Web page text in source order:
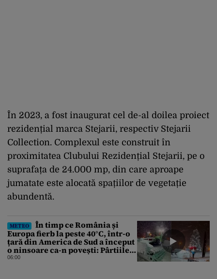
În 2023, a fost inaugurat cel de-al doilea proiect
rezidențial marca Stejarii, respectiv Stejarii
Collection. Complexul este construit în
proximitatea Clubului Rezidențial Stejarii, pe o
suprafața de 24.000 mp, din care aproape
jumatate este alocată spațiilor de vegetație
abundentă.
METEO
În timp ce România și
Europa fierb la peste 40°C, într-o
țară din America de Sud a început
o ninsoare ca-n povești: Pârtiile
s-au umplut de schiori
06:00